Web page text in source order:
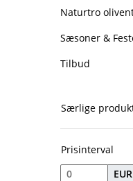
Naturtro
Sæsoner &
Tilbud
Særlige
Prisinterval
EUR